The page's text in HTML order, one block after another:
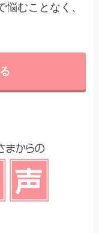
悩むことなく、